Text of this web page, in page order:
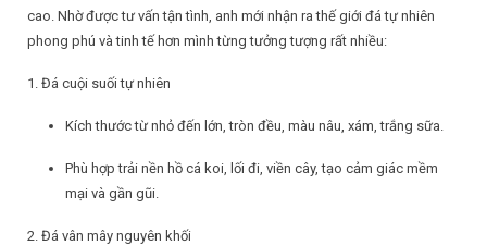
cao. Nhờ được tư vấn tận tình, anh mới nhận ra thế giới đá tự nhiên
phong phú và tinh tế hơn mình từng tưởng tượng rất nhiều:
1. Đá cuội suối tự nhiên
Kích thước từ nhỏ đến lớn, tròn đều, màu nâu, xám, trắng sữa.
Phù hợp trải nền hồ cá koi, lối đi, viền cây, tạo cảm giác mềm
mại và gần gũi.
2. Đá vân mây nguyên khối